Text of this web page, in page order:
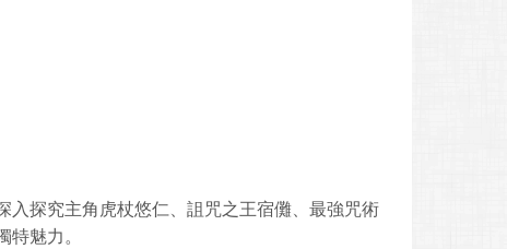
入探究主角虎杖悠仁、詛咒之王宿儺、最強咒術
魅力。